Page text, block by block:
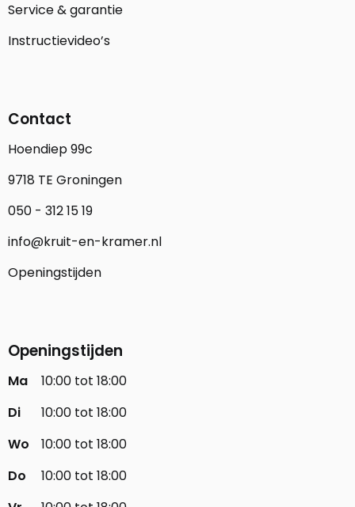
Service & garantie
Instructievideo’s
Contact
Hoendiep 99c
9718 TE Groningen
050 - 312 15 19
info@kruit-en-kramer.nl
Openingstijden
Openingstijden
Ma
10:00 tot 18:00
Di
10:00 tot 18:00
Wo
10:00 tot 18:00
Do
10:00 tot 18:00